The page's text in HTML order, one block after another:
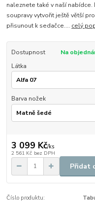
naleznete také v naší
soupravy vytvořit ještě větší
přisunout k sedačce.... celý
Dostupnost
Na
Látka
Barva nožek
3 099 Kč/ks
2 561 Kč bez DPH
Přidat
Číslo produktu: